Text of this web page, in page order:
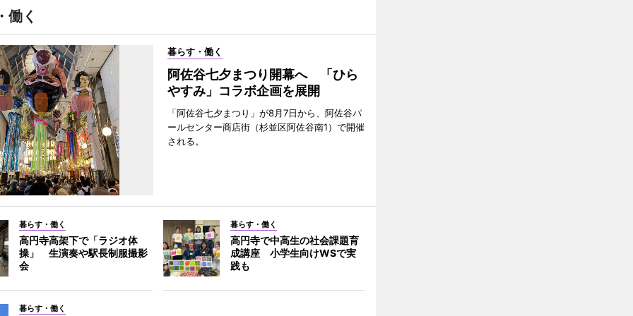
働く
暮らす・働く
阿佐谷七夕まつり開幕へ 「ひら
やすみ」コラボ企画を展開
「阿佐谷七夕まつり」が8月7日から、阿佐谷パ
ールセンター商店街（杉並区阿佐谷南1）で開催
される。
暮らす・働く
高円寺高架下で「ラジオ体
操」 生演奏や駅長制服撮影
会
暮らす・働く
高円寺で中高生の社会課題育
成講座 小学生向けWSで実
践も
暮らす・働く